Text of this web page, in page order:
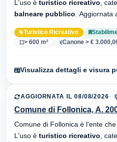
L'uso è turistico ricreativo ,
balneare pubblico
Turistico Ricreativo
> 600 m²
Canone > €
Visualizza dettagli e visura
AGGIORNATA IL 08/08/2026
Comune di Follonica, A.
Comune di Follonica è l'ente
L'uso è turistico ricreativo ,